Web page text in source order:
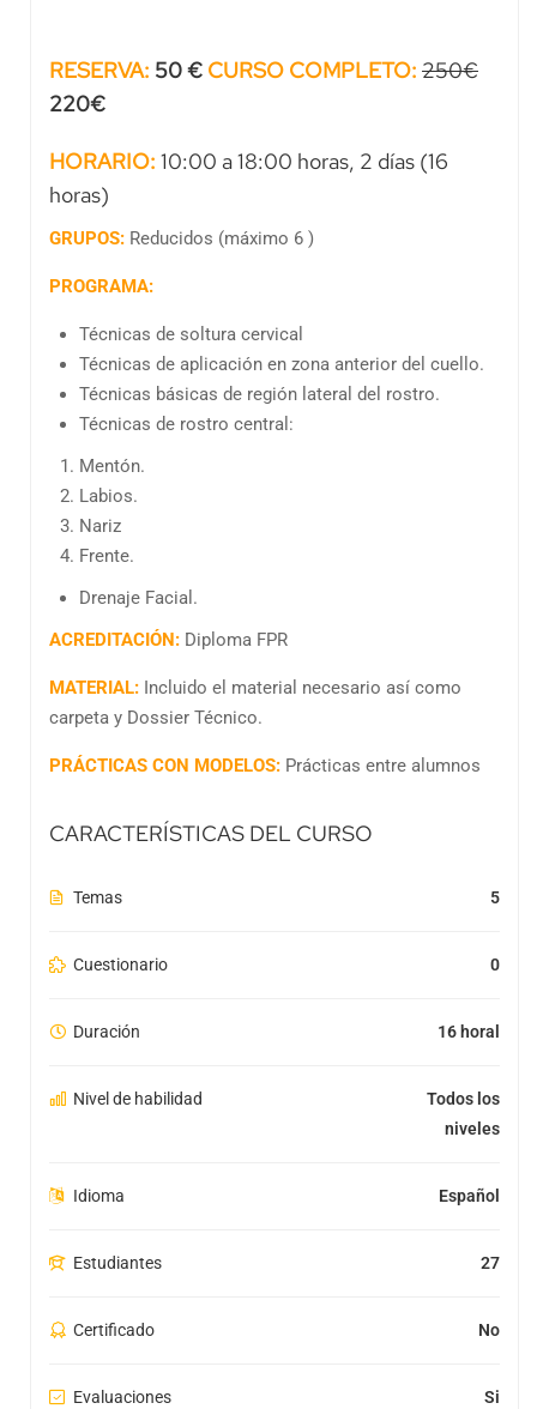
RESERVA: 50€ CURSO COMPLETO: 250€
220€
HORARIO: 10:00 a 18:00 horas, 2 días (16
horas)
GRUPOS: Reducidos (máximo 6 )
PROGRAMA:
Técnicas de soltura cervical
Técnicas de aplicación en zona anterior del cuello.
Técnicas básicas de región lateral del rostro.
Técnicas de rostro central:
Mentón.
Labios.
Nariz
Frente.
Drenaje Facial.
ACREDITACIÓN: Diploma FPR
MATERIAL: Incluido el material necesario así como
carpeta y Dossier Técnico.
PRÁCTICAS CON MODELOS: Prácticas entre alumnos
CARACTERÍSTICAS DEL CURSO
Temas 5
Cuestionario 0
Duración 16 horal
Nivel de habilidad
Todos los
niveles
Idioma Español
Estudiantes 27
Certificado No
Evaluaciones Si